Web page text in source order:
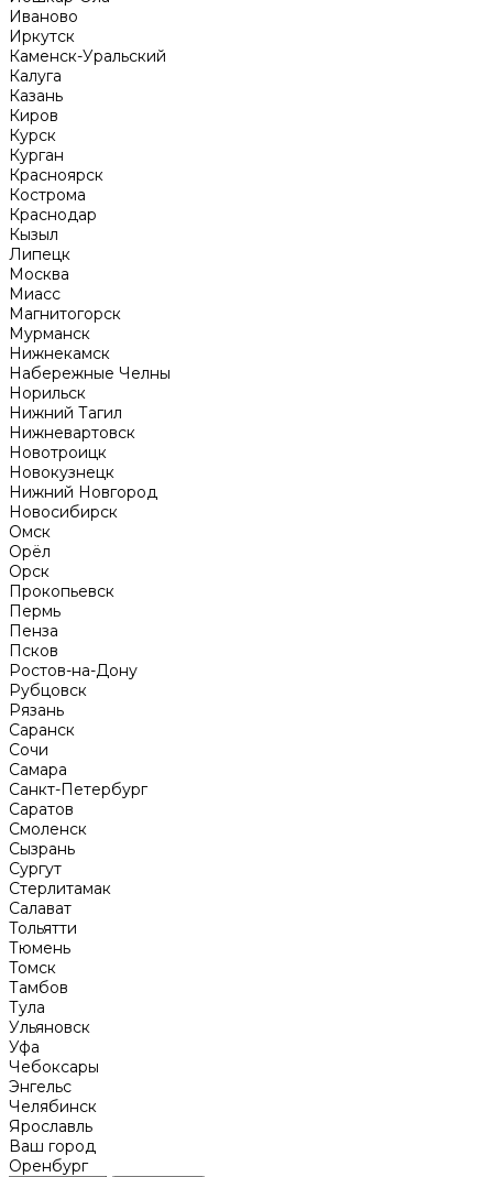
Иваново
Иркутск
Каменск-Уральский
Калуга
Казань
Киров
Курск
Курган
Красноярск
Кострома
Краснодар
Кызыл
Липецк
Москва
Миасс
Магнитогорск
Мурманск
Нижнекамск
Набережные Челны
Норильск
Нижний Тагил
Нижневартовск
Новотроицк
Новокузнецк
Нижний Новгород
Новосибирск
Омск
Орёл
Орск
Прокопьевск
Пермь
Пенза
Псков
Ростов-на-Дону
Рубцовск
Рязань
Саранск
Сочи
Самара
Санкт-Петербург
Саратов
Смоленск
Сызрань
Сургут
Стерлитамак
Салават
Тольятти
Тюмень
Томск
Тамбов
Тула
Ульяновск
Уфа
Чебоксары
Энгельс
Челябинск
Ярославль
Ваш город
Оренбург